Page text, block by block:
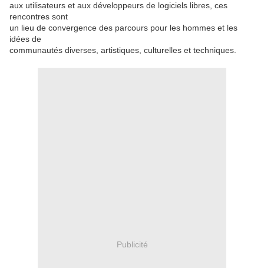
aux utilisateurs et aux développeurs de logiciels libres, ces
rencontres sont
un lieu de convergence des parcours pour les hommes et les
idées de
communautés diverses, artistiques, culturelles et techniques.
Publicité